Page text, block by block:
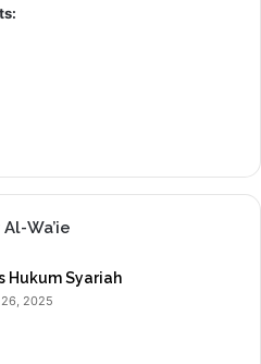
Al-Wa’ie
Hukum Syariah
2025